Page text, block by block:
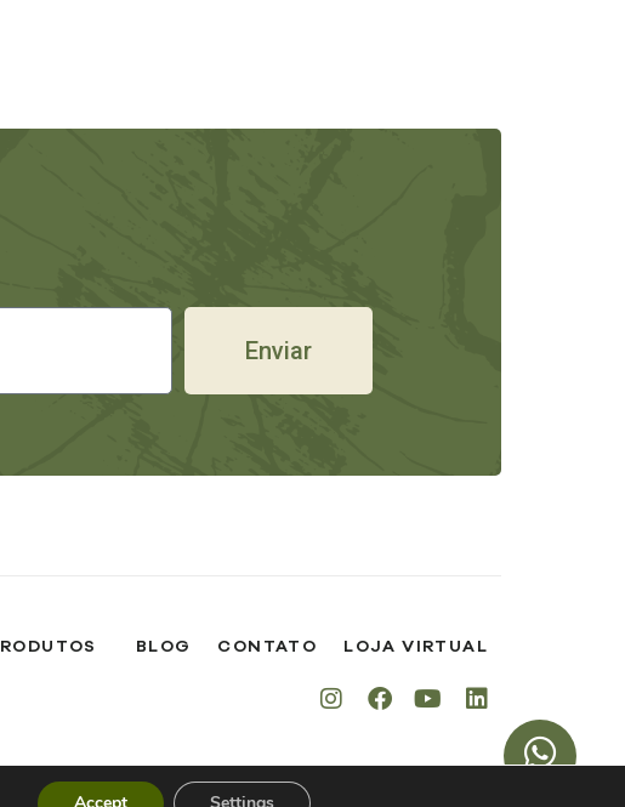
Enviar
BLOG CONTATO LOJA VIRTUAL